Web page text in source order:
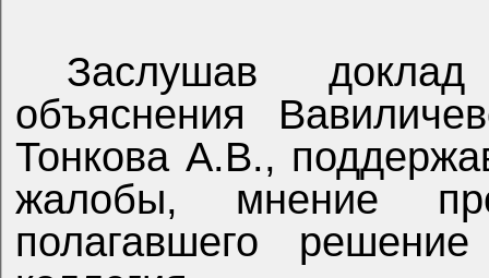
Заслушав
объяснения
Тонкова А.В.,
жалобы, мнение
полагавшего